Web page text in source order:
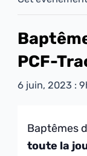
PCF-
6 juin, 2023 :
Baptêmes
toute la